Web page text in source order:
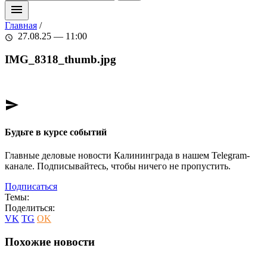
menu
Главная /
schedule 27.08.25 — 11:00
IMG_8318_thumb.jpg
send
Будьте в курсе событий
Главные деловые новости Калининграда в нашем Telegram-
канале. Подписывайтесь, чтобы ничего не пропустить.
Подписаться
Темы:
Поделиться:
VK TG OK
Похожие новости